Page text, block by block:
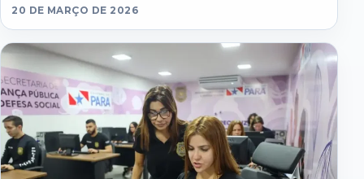
20 DE MARÇO DE 2026